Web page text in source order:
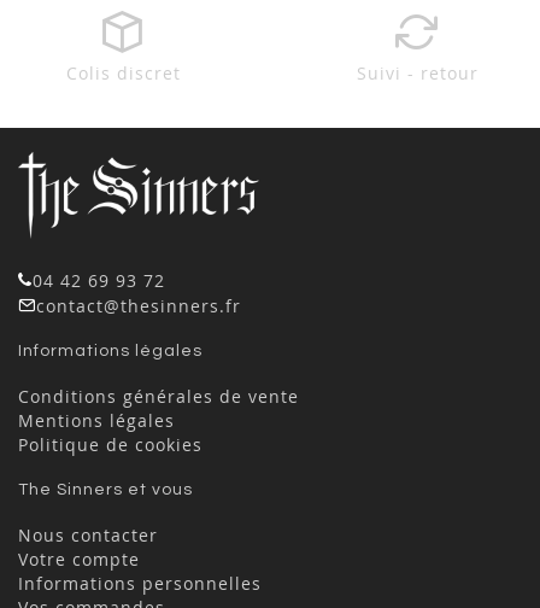
Colis discret Suivi - retour
04 42 69 93 72
contact@thesinners.fr
Informations légales
Conditions générales de vente
Mentions légales
Politique de cookies
The Sinners et vous
Nous contacter
Votre compte
Informations personnelles